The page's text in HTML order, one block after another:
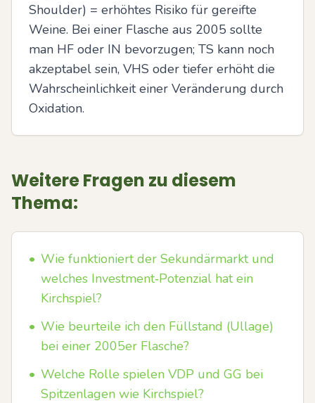
Shoulder) = erhöhtes Risiko für gereifte
Weine. Bei einer Flasche aus 2005 sollte
man HF oder IN bevorzugen; TS kann noch
akzeptabel sein, VHS oder tiefer erhöht die
Wahrscheinlichkeit einer Veränderung durch
Oxidation.
Weitere Fragen zu diesem
Thema:
• Wie funktioniert der Sekundärmarkt und
welches Investment‑Potenzial hat ein
Kirchspiel?
• Wie beurteile ich den Füllstand (Ullage)
bei einer 2005er Flasche?
• Welche Rolle spielen VDP und GG bei
Spitzenlagen wie Kirchspiel?